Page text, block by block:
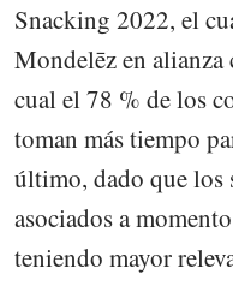
Snacking 2022, el
Mondelēz en
cual el 78 % de los
toman más tiempo
último, dado que los
asociados a
teniendo mayor